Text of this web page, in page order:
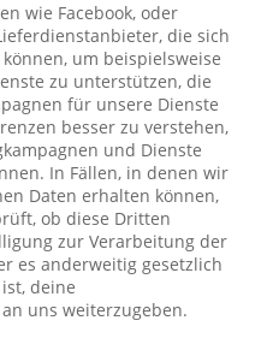
wie Facebook, oder
die sich
um beispielsweise
zu unterstützen, die
für unsere Dienste
besser zu verstehen,
und Dienste
In Fällen, in denen wir
Daten erhalten können,
ob diese Dritten
zur Verarbeitung der
es anderweitig gesetzlich
deine
uns weiterzugeben.